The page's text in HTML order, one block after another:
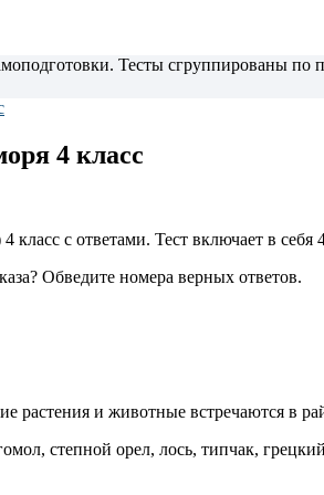
Тесты сгруппированы
4 класс
с ответами. Тест включает в себя
Обведите номера верных ответов.
и животные встречаются в
степной орел, лось, типчак,